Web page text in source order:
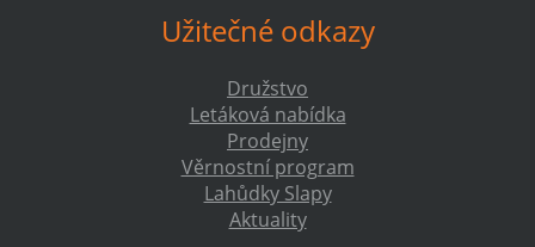
Užitečné odkazy
Družstvo
Letáková nabídka
Prodejny
Věrnostní program
Lahůdky Slapy
Aktuality